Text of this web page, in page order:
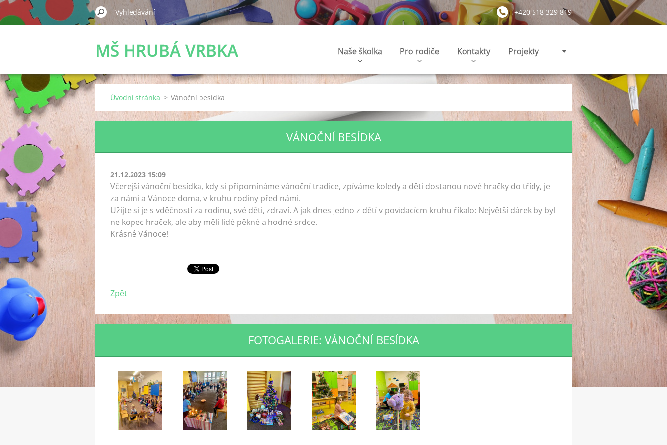
+420 518 329 819
MŠ HRUBÁ VRBKA Naše školka Pro rodiče Kontakty Projekty
Úvodní stránka > Vánoční besídka
VÁNOČNÍ BESÍDKA
21.12.2023 15:09
Včerejší vánoční besídka, kdy si připomínáme vánoční tradice, zpíváme koledy a děti dostanou nové hračky do třídy, je
za námi a Vánoce doma, v kruhu rodiny před námi.
Užijte si je s vděčností za rodinu, své děti, zdraví. A jak dnes jedno z dětí v povídacícm kruhu říkalo: Největší dárek by byl
ne kopec hraček, ale aby měli lidé pěkné a hodné srdce.
Krásné Vánoce!
Zpět
FOTOGALERIE: VÁNOČNÍ BESÍDKA